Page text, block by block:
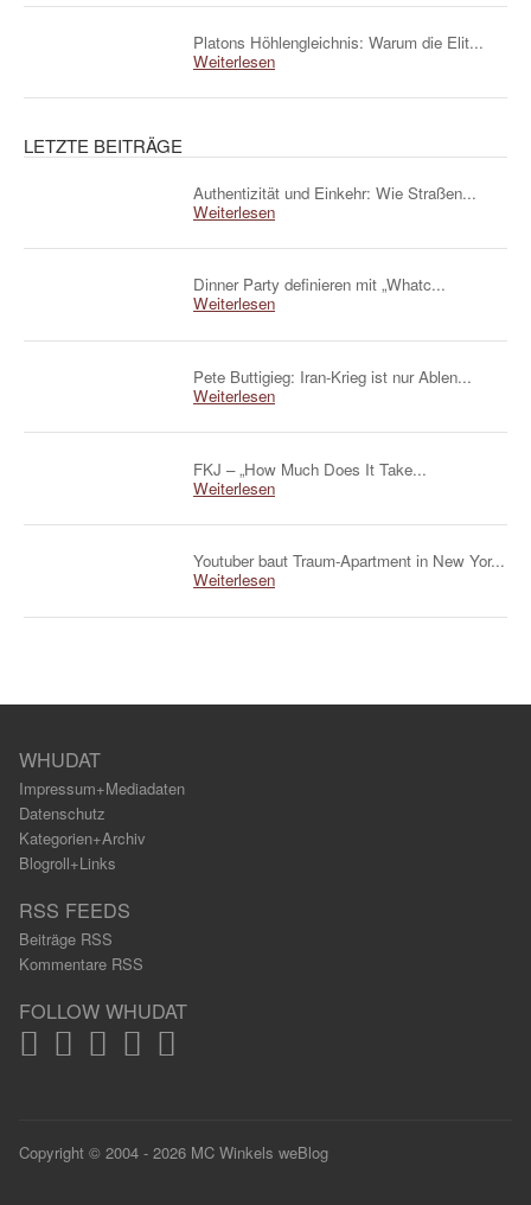
Platons Höhlengleichnis: Warum die Elit...
Weiterlesen
LETZTE BEITRÄGE
Authentizität und Einkehr: Wie Straßen...
Weiterlesen
Dinner Party definieren mit „Whatc...
Weiterlesen
Pete Buttigieg: Iran-Krieg ist nur Ablen...
Weiterlesen
FKJ – „How Much Does It Take...
Weiterlesen
Youtuber baut Traum-Apartment in New Yor...
Weiterlesen
WHUDAT
Impressum+Mediadaten
Datenschutz
Kategorien+Archiv
Blogroll+Links
RSS FEEDS
Beiträge RSS
Kommentare RSS
FOLLOW WHUDAT
Copyright © 2004 - 2026 MC Winkels weBlog